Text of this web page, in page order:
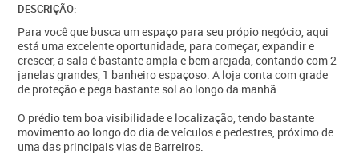
DESCRIÇÃO:
Para você que busca um espaço para seu própio negócio, aqui
está uma excelente oportunidade, para começar, expandir e
crescer, a sala é bastante ampla e bem arejada, contando com 2
janelas grandes, 1 banheiro espaçoso. A loja conta com grade
de proteção e pega bastante sol ao longo da manhã.
O prédio tem boa visibilidade e localização, tendo bastante
movimento ao longo do dia de veículos e pedestres, próximo de
uma das principais vias de Barreiros.